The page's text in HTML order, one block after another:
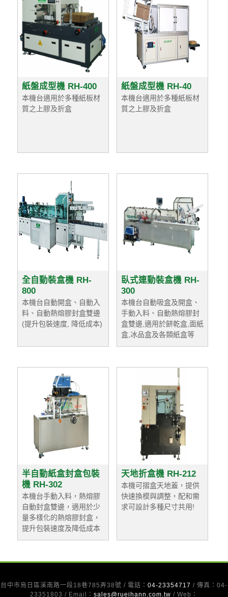
紙盤成型機 RH-400
本機台適用於多種紙板材
質之上膠及折盒
紙盤成型機 RH-40
本機台適用於多種紙板材
質之上膠及折盒
全自動裝盒機 RH-
800
本機台自動開盒、自動入
料、自動熱熔膠封盒雙邊
(提升包裝速度, 降低成本)
臥式連動裝盒機 RH-
300
本機台自動吸盒及開盒、
手動入料、自動熱熔膠封
盒雙邊,適用於餅乾盒,面紙
盒,冰品盒及各類紙盒等
半自動紙盒封盒包裝
機 RH-302
本機台手動入料，熱熔膠
自動封盒雙邊，適用於少
量多樣化的熱熔膠封盒，
提升包裝速度及降低成本
天地折盒機 RH-212
本機可摺盒天地蓋，提供
快速換模與調整，配和需
求可設計多種尺寸共用!
台中市烏日區溪南路一段18巷785弄38號 / 電話： 04-23354717 / 傳真：04-
23351803 / Email： sales@rueihann.com.tw / Web：